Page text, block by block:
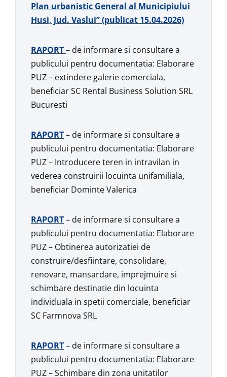
Plan urbanistic General al Municipiului
Husi, jud. Vaslui” (publicat 15.04.2026)
RAPORT– de informare si consultare a
publicului pentru documentatia: Elaborare
PUZ – extindere galerie comerciala,
beneficiar SC Rental Business Solution SRL
Bucuresti
RAPORT– de informare si consultare a
publicului pentru documentatia: Elaborare
PUZ – Introducere teren in intravilan in
vederea construirii locuinta unifamiliala,
beneficiar Dominte Valerica
RAPORT– de informare si consultare a
publicului pentru documentatia: Elaborare
PUZ – Obtinerea autorizatiei de
construire/desfiintare, consolidare,
renovare, mansardare, imprejmuire si
schimbare destinatie din locuinta
individuala in spetii comerciale, beneficiar
SC Farmnova SRL
RAPORT– de informare si consultare a
publicului pentru documentatia: Elaborare
PUZ – Schimbare din zona unitatilor